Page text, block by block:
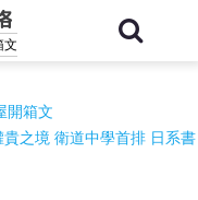
文
開箱文
之境 衛道中學首排 日系書